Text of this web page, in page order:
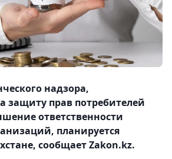
надзора,
защиту прав потребителей
ответственности
планируется
сообщает Zakon.kz.